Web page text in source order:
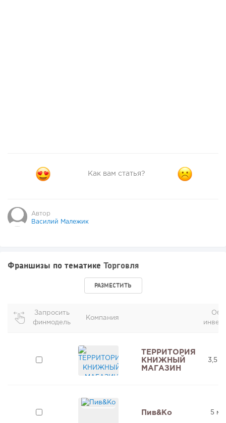
Как вам статья?
Автор
Василий Малежик
Франшизы по тематике Торговля
РАЗМЕСТИТЬ
Запросить
финмодель
Компания
ТЕРРИТОРИЯ
КНИЖНЫЙ
МАГАЗИН
3,5
Пив&Ко 5